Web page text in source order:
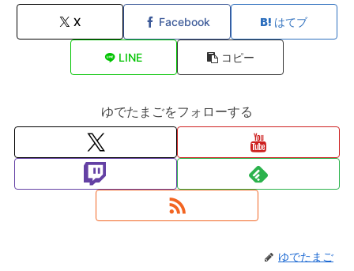
X Facebook はてブ
LINE コピー
ゆでたまごをフォローする
ゆでたまご